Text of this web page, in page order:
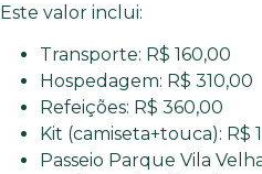
Este valor inclui:
Transporte: R$ 160,00
Hospedagem: R$ 310,00
Refeições: R$ 360,00
Kit (camiseta+touca): R$
Passeio Parque Vila